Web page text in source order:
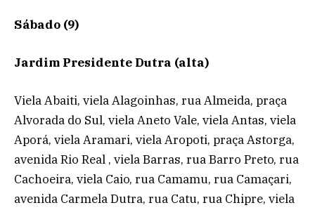
Sábado (9)
Jardim Presidente Dutra (alta)
Viela Abaiti, viela Alagoinhas, rua Almeida, praça
Alvorada do Sul, viela Aneto Vale, viela Antas, viela
Aporá, viela Aramari, viela Aropoti, praça Astorga,
avenida Rio Real , viela Barras, rua Barro Preto, rua
Cachoeira, viela Caio, rua Camamu, rua Camaçari,
avenida Carmela Dutra, rua Catu, rua Chipre, viela